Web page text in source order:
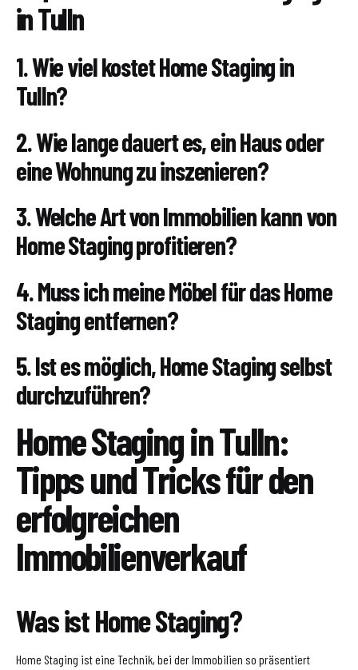
in Tulln
1. Wie viel kostet Home Staging in
Tulln?
2. Wie lange dauert es, ein Haus oder
eine Wohnung zu inszenieren?
3. Welche Art von Immobilien kann von
Home Staging profitieren?
4. Muss ich meine Möbel für das Home
Staging entfernen?
5. Ist es möglich, Home Staging selbst
durchzuführen?
Home Staging in Tulln:
Tipps und Tricks für den
erfolgreichen
Immobilienverkauf
Was ist Home Staging?
Home Staging ist eine Technik, bei der Immobilien so präsentiert